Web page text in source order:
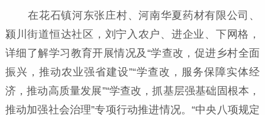
在花石镇河东张庄村、河南华夏药材有限公司、
颍川街道恒达社区，刘宁入农户、进企业、下网格，
详细了解学习教育开展情况及“学查改，促进乡村全面
振兴，推动农业强省建设”“学查改，服务保障实体经
济，推动高质量发展”“学查改，抓基层强基础固根本，
推动加强社会治理”专项行动推进情况。“中央八项规定